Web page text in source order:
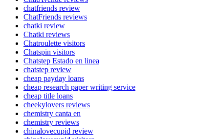
chatfriends review
ChatFriends reviews
chatki review
Chatki reviews
Chatroulette visitors
Chatspin visitors
Chatstep Estado en linea
chatstep review
cheap payday loans
cheap research paper writing service
cheap title loans
cheekylovers reviews
chemistry canta en
chemistry reviews
chinalovecupid review